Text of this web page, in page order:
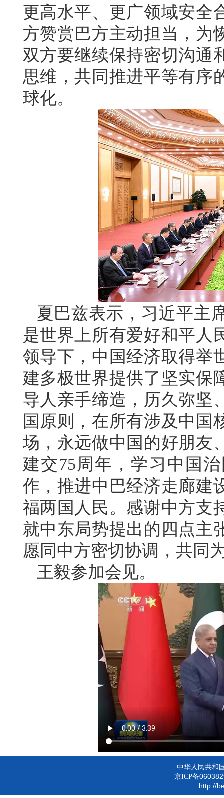
更高水平、更广领域安全
方赞赏巴方主动担当，为
双方要继续保持密切沟通
思维，共同推进平等有序
球化。
夏巴兹表示，习近平主
是世界上所有爱好和平人
领导下，中国经济取得举
建多极世界提供了坚实保
导人亲手缔造，历久弥坚
国原则，在所有涉及中国
场，永远做中国的好朋友
建交75周年，学习中国
作，推进中巴经济走廊建
福两国人民。感谢中方支
就中东局势提出的四点主
愿同中方密切协调，共同
王毅参加会见。
中华人民共和
京ICP备
http://